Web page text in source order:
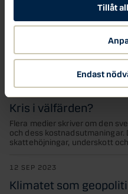
Tillåt
Endast
Ökat fokus på
finansbranschen
Mångfald av arter och
grunden till en fungerande
biologisk mångfald...
23 OKT 2023
Kris i välfärden?
Flera medier skriver om den
och dess kostnadsutmaningar.
skattehöjningar, underskott
12 SEP 2023
Klimatet som